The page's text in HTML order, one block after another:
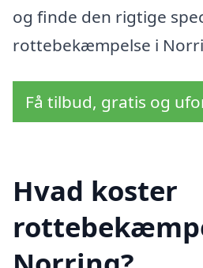
og finde den rigtige
rottebekæmpelse i
Få tilbud, gratis og
Hvad koster